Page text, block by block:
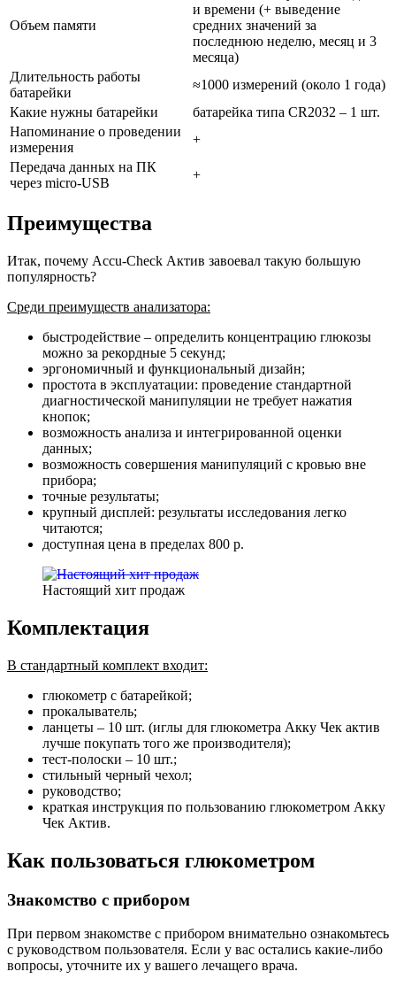
Объем памяти
и времени (+ выведение
средних значений за
последнюю неделю, месяц и 3
месяца)
Длительность работы
батарейки
≈1000 измерений (около 1 года)
Какие нужны батарейки
батарейкa типа CR2032 – 1 шт.
Напоминание о проведении
измерения
+
Передача данных на ПК
через micro-USB
+
Преимущества
Итак, почему Accu-Check Актив завоевал такую большую
популярность?
Среди преимуществ анализатора:
быстродействие – определить концентрацию глюкозы
можно за рекордные 5 секунд;
эргономичный и функциональный дизайн;
простота в эксплуатации: проведение стандартной
диагностической манипуляции не требует нажатия
кнопок;
возможность анализа и интегрированной оценки
данных;
возможность совершения манипуляций с кровью вне
прибора;
точные результаты;
крупный дисплей: результаты исследования легко
читаются;
доступная цена в пределах 800 р.
Настоящий хит продаж
Комплектация
В стандартный комплект входит:
глюкометр с батарейкой;
прокалыватель;
ланцеты – 10 шт. (иглы для глюкометра Акку Чек актив
лучше покупать того же производителя);
тест-полоски – 10 шт.;
стильный черный чехол;
руководство;
краткая инструкция по пользованию глюкометром Акку
Чек Актив.
Как пользоваться глюкометром
Знакомство с прибором
При первом знакомстве с прибором внимательно ознакомьтесь
с руководством пользователя. Если у вас остались какие-либо
вопросы, уточните их у вашего лечащего врача.